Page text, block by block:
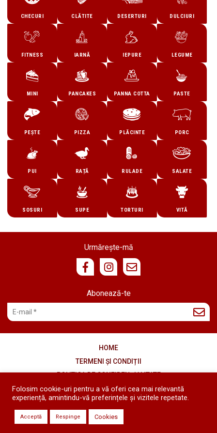
CHECURI CLĂTITE DESERTURI DULCIURI
FITNESS IARNĂ IEPURE LEGUME
MINI PANCAKES PANNA COTTA PASTE
PEȘTE PIZZA PLĂCINTE PORC
PUI RAȚĂ RULADE SALATE
SOSURI SUPE TORTURI VITĂ
Abonează-te
Urmărește-mă
HOME
TERMENI ȘI CONDIȚII
POLITICA DE CONFIDENȚIALITATE
COOKIES
Copyright © 2020 - 2026 Diana's Kitchen - Toate drepturile
rezervate.
Folosim cookie-uri pentru a vă oferi cea mai relevantă
experiență, amintindu-vă preferințele și vizitele repetate.
Acceptă Respinge Cookies